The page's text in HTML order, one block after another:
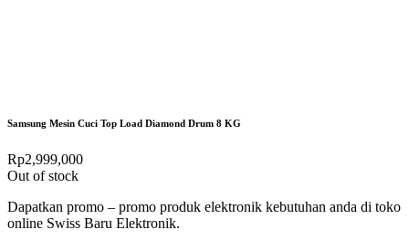
Samsung Mesin Cuci Top Load Diamond Drum 8 KG
Rp2,999,000
Out of stock
Dapatkan promo – promo produk elektronik kebutuhan anda di toko
online Swiss Baru Elektronik.